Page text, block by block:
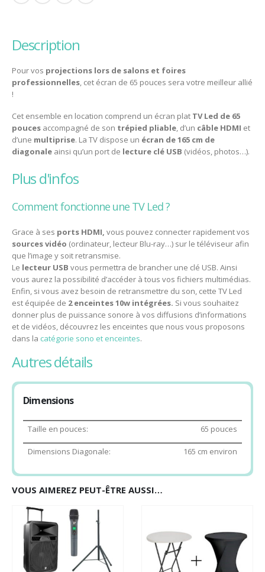
description
Pour vos projections lors de salons et foires
professionnelles, cet écran de 65 pouces sera votre meilleur allié
!
Cet ensemble en location comprend un écran plat TV Led de 65
pouces accompagné de son trépied pliable , d’un câble HDMI et
d’une multiprise. La TV dispose un écran de 165 cm de
diagonale ainsi qu’un port de lecture clé USB (vidéos, photos…).
plus d'infos
Comment fonctionne une TV Led ?
Grace à ses ports HDMI, vous pouvez connecter rapidement vos
sources vidéo (ordinateur, lecteur Blu-ray…) sur le téléviseur afin
que l’image y soit retransmise.
Le lecteur USB vous permettra de brancher une clé USB. Ainsi
vous aurez la possibilité d’accéder à tous vos fichiers multimédias.
Enfin, si vous avez besoin de retransmettre du son, cette TV Led
est équipée de 2 enceintes 10w intégrées. Si vous souhaitez
donner plus de puissance sonore à vos diffusions d’informations
et de vidéos, découvrez les enceintes que nous vous proposons
dans la catégorie sono et enceintes.
En quel occasion puis je utiliser un écran plat ?
En toute occasion ! Vous pouvez le louer pour des événements tels
que desprésentations professionnelles
vous avez tout le matériel à votre disposition pour veiller au bon
déroulement devotre événement
autres détails
Dimensions
Taille en pouces: 65 pouces
Dimensions Diagonale: 165 cm environ
VOUS AIMEREZ PEUT-ÊTRE AUSSI…